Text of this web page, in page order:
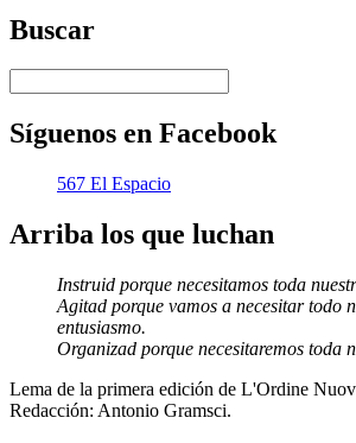
Buscar
Síguenos en Facebook
567 El Espacio
Arriba los que luchan
Instruid porque necesitamos toda
Agitad porque vamos a necesitar todo
entusiasmo.
Organizad porque necesitaremos toda
Lema de la primera edición de L'Ordine
Redacción: Antonio Gramsci.